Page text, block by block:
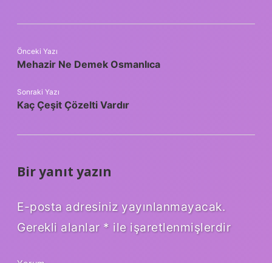
Önceki Yazı
Mehazir Ne Demek Osmanlıca
Sonraki Yazı
Kaç Çeşit Çözelti Vardır
Bir yanıt yazın
E-posta adresiniz yayınlanmayacak.
Gerekli alanlar * ile işaretlenmişlerdir